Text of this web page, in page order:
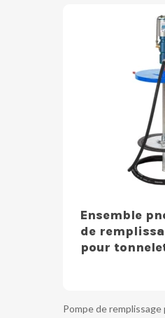
Ensemble
de
pour
Pompe de